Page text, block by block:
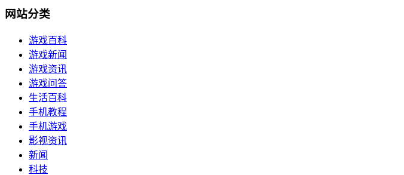
网站分类
游戏百科
游戏新闻
游戏资讯
游戏问答
生活百科
手机教程
手机游戏
影视资讯
新闻
科技